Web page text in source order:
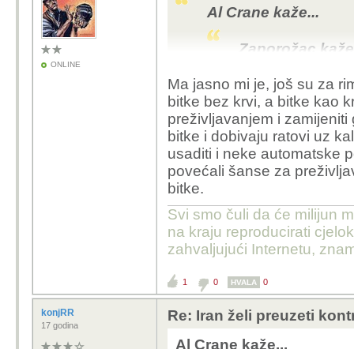
protivavionski
specijalci) imala
ih je žao gledati
terena.
Stalno su se
no tada YU
Meni se čini da je to
nego prava borbena
ONLINE
Al Crane kaže...
Zaporožac
Al Crane
Sam
onome
JNA,
obuke
A čuj
Možda za
ubacili na
Ma jasno mi je, još su za
bitke bez krvi, a bitke kao
preživljavanjem i
bitke i dobivaju ratovi uz
usaditi i neke automatske
povećali šanse za
bitke.
Svi smo čuli da će milijun
na kraju reproducirati
zahvaljujući Internetu,
1 0 HVALA 0
konjRR
17 godina
Re: Iran želi preuzeti
Al Crane kaže...